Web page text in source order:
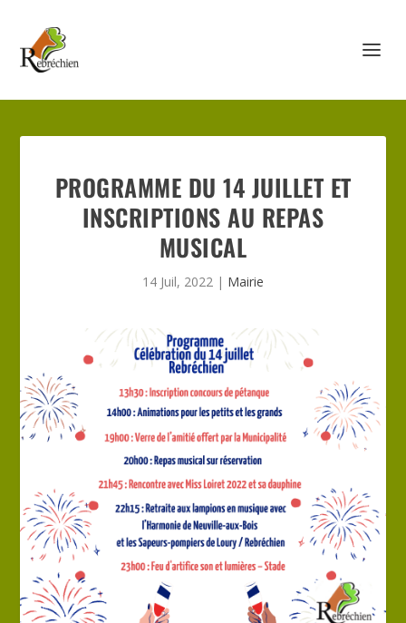
PROGRAMME DU 14 JUILLET ET
INSCRIPTIONS AU REPAS
MUSICAL
14 Juil, 2022 | Mairie